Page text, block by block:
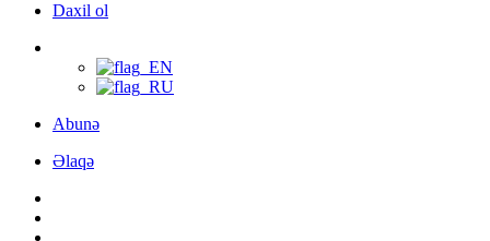
Daxil ol
Abunə
Əlaqə